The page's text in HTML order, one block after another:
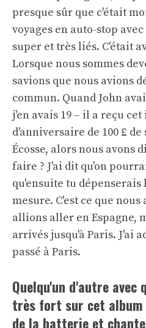
presque sûr que c'était
voyages en auto-stop
super et très liés. C'était
Lorsque nous sommes
savions que nous avions
commun. Quand John
j'en avais 19 – il a reçu
d'anniversaire de 100 £
Écosse, alors nous avons
faire ? J'ai dit qu'on
qu'ensuite tu
mesure. C'est ce que
allions aller en Espagne,
arrivés jusqu'à Paris. J'ai
passé à Paris.
Quelqu'un d'autre avec
très fort sur cet album
de la batterie et